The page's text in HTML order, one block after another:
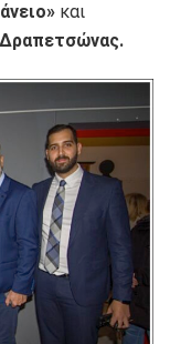
και